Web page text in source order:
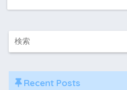
Recent Posts